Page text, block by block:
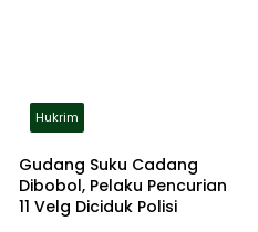
Hukrim
Gudang Suku Cadang
Dibobol, Pelaku Pencurian
11 Velg Diciduk Polisi